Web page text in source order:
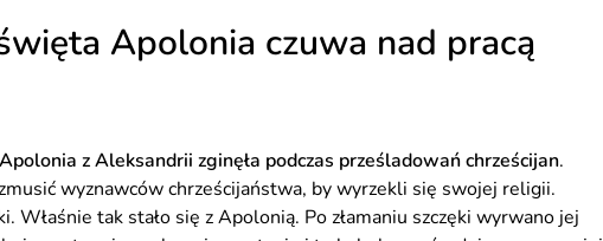
Apolonia czuwa nad pracą
Apolonia z Aleksandrii zginęła podczas prześladowań chrześcijan.
wyznawców chrześcijaństwa, by wyrzekli się swojej religii.
Właśnie tak stało się z Apolonią. Po złamaniu szczęki wyrwano jej